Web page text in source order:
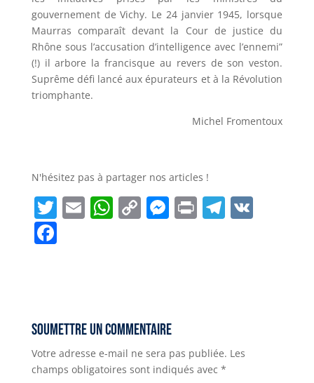
gouvernement de Vichy. Le 24 janvier 1945, lorsque
Maurras comparaît devant la Cour de justice du
Rhône sous l’accusation d’intelligence avec l’ennemi”
(!) il arbore la francisque au revers de son veston.
Suprême défi lancé aux épurateurs et à la Révolution
triomphante.
Michel Fromentoux
N'hésitez pas à partager nos articles !
T
w
it
r
E W
p
p
C
n
k
M
g
e
r
P T
m
V
F
b
o
o
Soumettre un commentaire
Votre adresse e-mail ne sera pas publiée. Les
champs obligatoires sont indiqués avec *